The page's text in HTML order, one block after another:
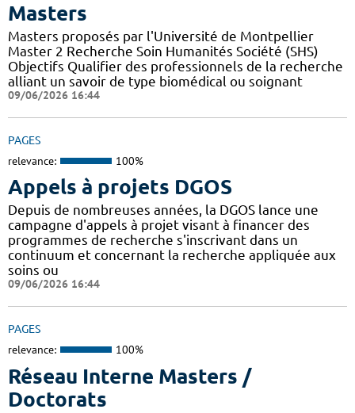
Masters
Masters proposés par l'Université de Montpellier
Master 2 Recherche Soin Humanités Société (SHS)
Objectifs Qualifier des professionnels de la recherche
alliant un savoir de type biomédical ou soignant
09/06/2026 16:44
PAGES
relevance: 100%
Appels à projets DGOS
Depuis de nombreuses années, la DGOS lance une
campagne d'appels à projet visant à financer des
programmes de recherche s'inscrivant dans un
continuum et concernant la recherche appliquée aux
soins ou
09/06/2026 16:44
PAGES
relevance: 100%
Réseau Interne Masters /
Doctorats